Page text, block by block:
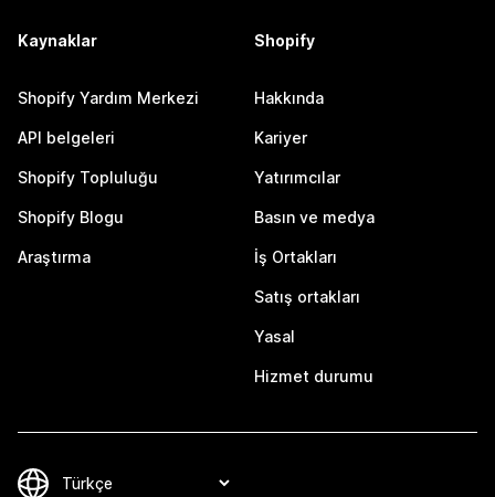
Kaynaklar
Shopify Yardım Merkezi
API belgeleri
Shopify Topluluğu
Shopify Blogu
Araştırma
Shopify
Hakkında
Kariyer
Yatırımcılar
Basın ve medya
İş Ortakları
Satış ortakları
Yasal
Hizmet durumu